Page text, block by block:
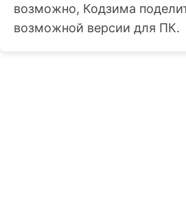
возможно, Кодзима
возможной версии для ПК.